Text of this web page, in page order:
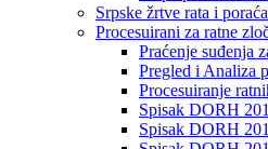
Srpske žrtve rata i
Procesuirani za ratne
Praćenje suđenja
Pregled i Analiza
Procesuiranje
Spisak DORH
Spisak DORH